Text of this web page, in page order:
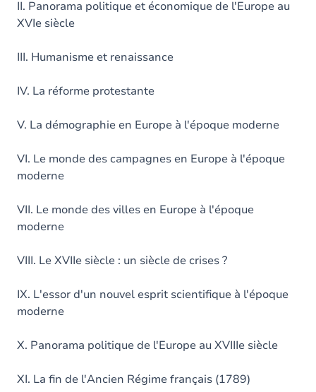
II. Panorama politique et économique de l'Europe au
XVIe siècle
III. Humanisme et renaissance
IV. La réforme protestante
V. La démographie en Europe à l'époque moderne
VI. Le monde des campagnes en Europe à l'époque
moderne
VII. Le monde des villes en Europe à l'époque
moderne
VIII. Le XVIIe siècle : un siècle de crises ?
IX. L'essor d'un nouvel esprit scientifique à l'époque
moderne
X. Panorama politique de l'Europe au XVIIIe siècle
XI. La fin de l'Ancien Régime français (1789)